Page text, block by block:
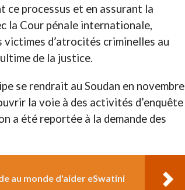
ce processus et en assurant la
la Cour pénale internationale,
d’atrocités criminelles au
de la justice.
se rendrait au Soudan en novembre
la voie à des activités d’enquête
a été reportée à la demande des
au monde d'aider eSwatini